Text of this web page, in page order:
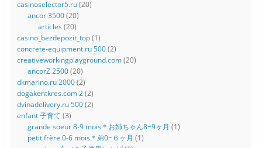
casinoselector5.ru(20)
ancor 3500(20)
articles (20)
casino_bezdepozit_top(1)
concrete-equipment.ru 500(2)
creativeworkingplayground.com(20)
ancorZ 2500(20)
dkmarino.ru 2000(2)
dogakentkres.com 2(2)
dvinadelivery.ru 500(2)
enfant 子育て (3)
grande soeur 8-9 mois＊お姉ちゃん8−9ヶ月 (1)
petit frère 0-6 mois＊弟0−６ヶ月 (1)